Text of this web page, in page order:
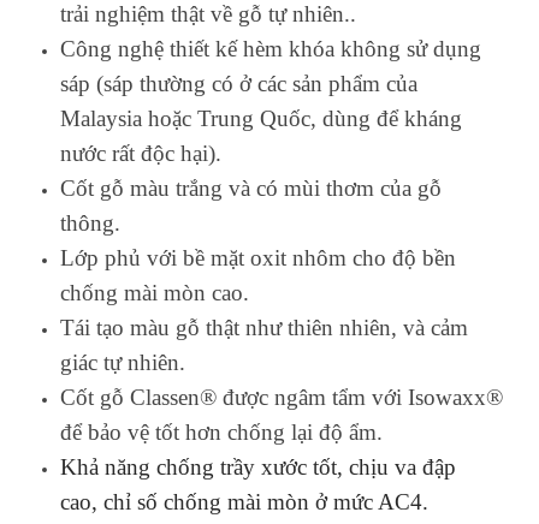
trải nghiệm thật về gỗ tự nhiên..
Công nghệ thiết kế hèm khóa không sử dụng
sáp (sáp thường có ở các sản phẩm của
Malaysia hoặc Trung Quốc, dùng để kháng
nước rất độc hại).
Cốt gỗ màu trắng và có mùi thơm của gỗ
thông.
Lớp phủ với bề mặt oxit nhôm cho độ bền
chống mài mòn cao.
Tái tạo màu gỗ thật như thiên nhiên, và cảm
giác tự nhiên.
Cốt gỗ Classen® được ngâm tẩm với Isowaxx®
để bảo vệ tốt hơn chống lại độ ẩm.
Khả năng chống trầy xước tốt, chịu va đập
cao, chỉ số chống mài mòn ở mức AC4.